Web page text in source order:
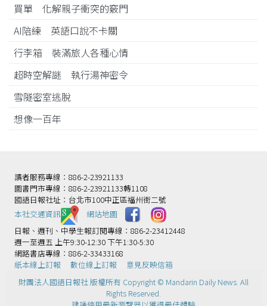
買單 化解親子衝突的竅門
AI陪練 英語口說不卡關
行李箱 裝滿旅人各種心情
超時空解謎 執行湯神密令
雪隧密室逃脫
想像一百年
讀者服務專線：886-2-23921133
圖書門市專線：886-2-23921133轉1108
國語日報社址：台北市100中正區福州街二號
本社交通資訊️
網站地圖
日報、週刊、中學生報訂閱專線：886-2-23412448
週一至週五 上午9:30-12:30 下午1:30-5:30
網路書店專線：886-2-33433168
紙本線上訂報
數位線上訂報
意見反映信箱
財團法人國語日報社 版權所有 Copyright © Mandarin Daily News. All
Rights Reserved.